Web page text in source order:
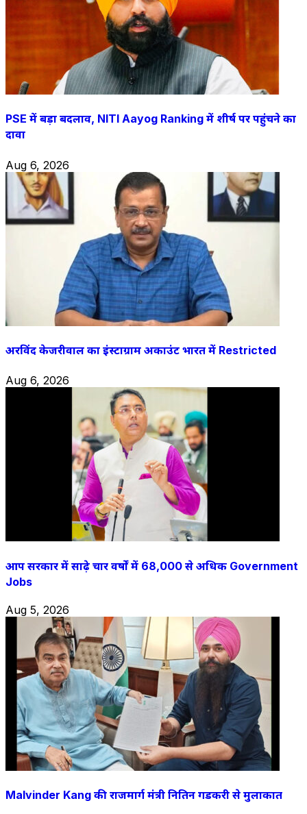
PSE में बड़ा बदलाव, NITI Aayog Ranking में शीर्ष पर पहुंचने का
दावा
Aug 6, 2026
अरविंद केजरीवाल का इंस्टाग्राम अकाउंट भारत में Restricted
Aug 6, 2026
आप सरकार में साढ़े चार वर्षों में 68,000 से अधिक Government
Jobs
Aug 5, 2026
Malvinder Kang की राजमार्ग मंत्री नितिन गडकरी से मुलाकात